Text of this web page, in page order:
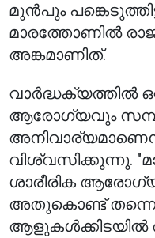
മുൻപും
മാരത്തോണിൽ
അങ്കമാണിത്.
വാർദ്ധക്യത്തിൽ
ആരോഗ്യവും
വിശ്വസിക്കുന്നു.
ശാരീരിക
അതുകൊണ്ട് തന്നെ
ആളുകൾക്കിടയിൽ